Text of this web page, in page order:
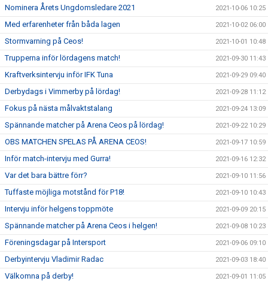
Nominera Årets Ungdomsledare 2021 2021-10-06 10:25
Med erfarenheter från båda lagen 2021-10-02 06:00
Stormvarning på Ceos! 2021-10-01 10:48
Trupperna inför lördagens match! 2021-09-30 11:43
Kraftverksintervju inför IFK Tuna 2021-09-29 09:40
Derbydags i Vimmerby på lördag! 2021-09-28 11:12
Fokus på nästa målvaktstalang 2021-09-24 13:09
Spännande matcher på Arena Ceos på lördag! 2021-09-22 10:29
OBS MATCHEN SPELAS PÅ ARENA CEOS! 2021-09-17 10:59
Inför match-intervju med Gurra! 2021-09-16 12:32
Var det bara bättre förr? 2021-09-10 11:56
Tuffaste möjliga motstånd för P18! 2021-09-10 10:43
Intervju inför helgens toppmöte 2021-09-09 20:15
Spännande matcher på Arena Ceos i helgen! 2021-09-08 10:23
Föreningsdagar på Intersport 2021-09-06 09:10
Derbyintervju Vladimir Radac 2021-09-03 18:40
Välkomna på derby! 2021-09-01 11:05